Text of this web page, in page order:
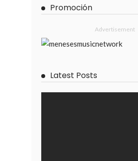
Promoción
Advertisement
Latest Posts